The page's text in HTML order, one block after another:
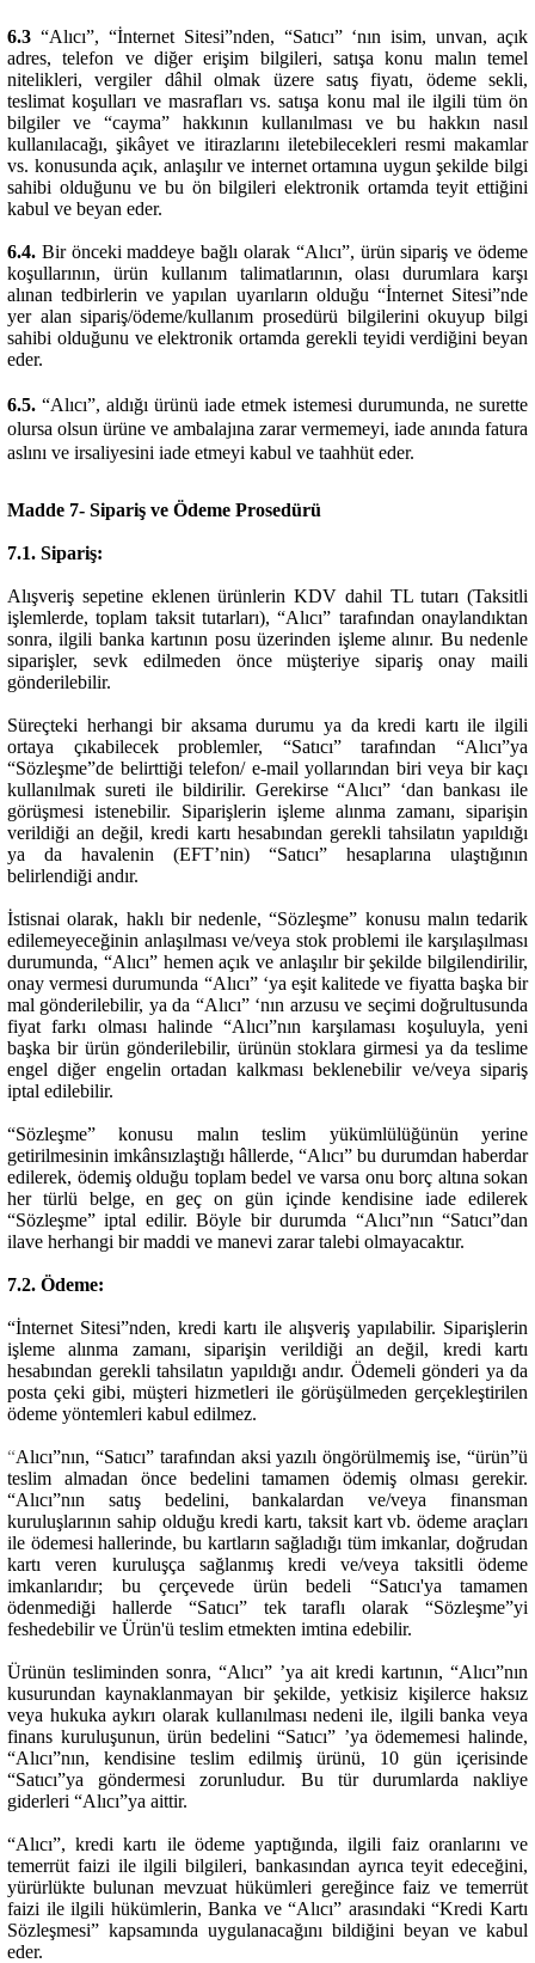
6.3 “Alıcı”, “İnternet Sitesi”nden, “Satıcı” ‘nın isim, unvan, açık
adres, telefon ve diğer erişim bilgileri, satışa konu malın temel
nitelikleri, vergiler dâhil olmak üzere satış fiyatı, ödeme sekli,
teslimat koşulları ve masrafları vs. satışa konu mal ile ilgili tüm ön
bilgiler ve “cayma” hakkının kullanılması ve bu hakkın nasıl
kullanılacağı, şikâyet ve itirazlarını iletebilecekleri resmi makamlar
vs. konusunda açık, anlaşılır ve internet ortamına uygun şekilde bilgi
sahibi olduğunu ve bu ön bilgileri elektronik ortamda teyit ettiğini
kabul ve beyan eder.
6.4. Bir önceki maddeye bağlı olarak “Alıcı”, ürün sipariş ve ödeme
koşullarının, ürün kullanım talimatlarının, olası durumlara karşı
alınan tedbirlerin ve yapılan uyarıların olduğu “İnternet Sitesi”nde
yer alan sipariş/ödeme/kullanım prosedürü bilgilerini okuyup bilgi
sahibi olduğunu ve elektronik ortamda gerekli teyidi verdiğini beyan
eder.
6.5. “Alıcı”, aldığı ürünü iade etmek istemesi durumunda, ne surette
olursa olsun ürüne ve ambalajına zarar vermemeyi, iade anında fatura
aslını ve irsaliyesini iade etmeyi kabul ve taahhüt eder.
Madde 7- Sipariş ve Ödeme Prosedürü
7.1. Sipariş:
Alışveriş sepetine eklenen ürünlerin KDV dahil TL tutarı (Taksitli
işlemlerde, toplam taksit tutarları), “Alıcı” tarafından onaylandıktan
sonra, ilgili banka kartının posu üzerinden işleme alınır. Bu nedenle
siparişler, sevk edilmeden önce müşteriye sipariş onay maili
gönderilebilir.
Süreçteki herhangi bir aksama durumu ya da kredi kartı ile ilgili
ortaya çıkabilecek problemler, “Satıcı” tarafından “Alıcı”ya
“Sözleşme”de belirttiği telefon/ e-mail yollarından biri veya bir kaçı
kullanılmak sureti ile bildirilir. Gerekirse “Alıcı” ‘dan bankası ile
görüşmesi istenebilir. Siparişlerin işleme alınma zamanı, siparişin
verildiği an değil, kredi kartı hesabından gerekli tahsilatın yapıldığı
ya da havalenin (EFT’nin) “Satıcı” hesaplarına ulaştığının
belirlendiği andır.
İstisnai olarak, haklı bir nedenle, “Sözleşme” konusu malın tedarik
edilemeyeceğinin anlaşılması ve/veya stok problemi ile karşılaşılması
durumunda, “Alıcı” hemen açık ve anlaşılır bir şekilde bilgilendirilir,
onay vermesi durumunda “Alıcı” ‘ya eşit kalitede ve fiyatta başka bir
mal gönderilebilir, ya da “Alıcı” ‘nın arzusu ve seçimi doğrultusunda
fiyat farkı olması halinde “Alıcı”nın karşılaması koşuluyla, yeni
başka bir ürün gönderilebilir, ürünün stoklara girmesi ya da teslime
engel diğer engelin ortadan kalkması beklenebilir ve/veya sipariş
iptal edilebilir.
“Sözleşme” konusu malın teslim yükümlülüğünün yerine
getirilmesinin imkânsızlaştığı hâllerde, “Alıcı” bu durumdan haberdar
edilerek, ödemiş olduğu toplam bedel ve varsa onu borç altına sokan
her türlü belge, en geç on gün içinde kendisine iade edilerek
“Sözleşme” iptal edilir. Böyle bir durumda “Alıcı”nın “Satıcı”dan
ilave herhangi bir maddi ve manevi zarar talebi olmayacaktır.
7.2. Ödeme:
“İnternet Sitesi”nden, kredi kartı ile alışveriş yapılabilir. Siparişlerin
işleme alınma zamanı, siparişin verildiği an değil, kredi kartı
hesabından gerekli tahsilatın yapıldığı andır. Ödemeli gönderi ya da
posta çeki gibi, müşteri hizmetleri ile görüşülmeden gerçekleştirilen
ödeme yöntemleri kabul edilmez.
“Alıcı”nın, “Satıcı” tarafından aksi yazılı öngörülmemiş ise, “ürün”ü
teslim almadan önce bedelini tamamen ödemiş olması gerekir.
“Alıcı”nın satış bedelini, bankalardan ve/veya finansman
kuruluşlarının sahip olduğu kredi kartı, taksit kart vb. ödeme araçları
ile ödemesi hallerinde, bu kartların sağladığı tüm imkanlar, doğrudan
kartı veren kuruluşça sağlanmış kredi ve/veya taksitli ödeme
imkanlarıdır; bu çerçevede ürün bedeli “Satıcı'ya tamamen
ödenmediği hallerde “Satıcı” tek taraflı olarak “Sözleşme”yi
feshedebilir ve Ürün'ü teslim etmekten imtina edebilir.
Ürünün tesliminden sonra, “Alıcı” ’ya ait kredi kartının, “Alıcı”nın
kusurundan kaynaklanmayan bir şekilde, yetkisiz kişilerce haksız
veya hukuka aykırı olarak kullanılması nedeni ile, ilgili banka veya
finans kuruluşunun, ürün bedelini “Satıcı” ’ya ödememesi halinde,
“Alıcı”nın, kendisine teslim edilmiş ürünü, 10 gün içerisinde
“Satıcı”ya göndermesi zorunludur. Bu tür durumlarda nakliye
giderleri “Alıcı”ya aittir.
“Alıcı”, kredi kartı ile ödeme yaptığında, ilgili faiz oranlarını ve
temerrüt faizi ile ilgili bilgileri, bankasından ayrıca teyit edeceğini,
yürürlükte bulunan mevzuat hükümleri gereğince faiz ve temerrüt
faizi ile ilgili hükümlerin, Banka ve “Alıcı” arasındaki “Kredi Kartı
Sözleşmesi” kapsamında uygulanacağını bildiğini beyan ve kabul
eder.